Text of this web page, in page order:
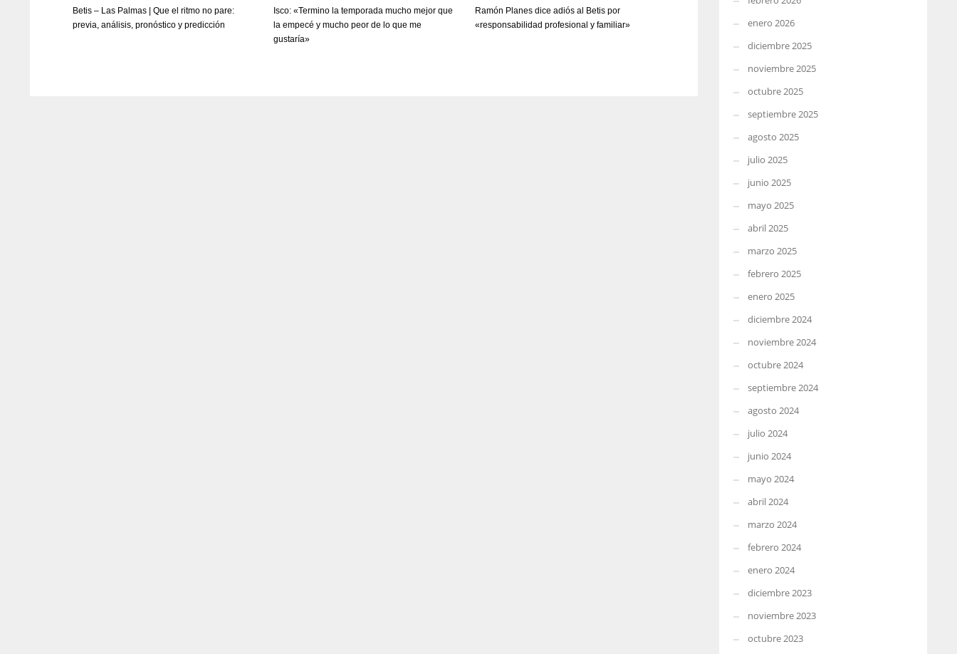
Betis – Las Palmas | Que el ritmo no pare:
previa, análisis, pronóstico y predicción
Isco: «Termino la temporada mucho mejor que
la empecé y mucho peor de lo que me
gustaría»
Ramón Planes dice adiós al Betis por
«responsabilidad profesional y familiar»
enero 2026
diciembre 2025
noviembre 2025
octubre 2025
septiembre 2025
agosto 2025
julio 2025
junio 2025
mayo 2025
abril 2025
marzo 2025
febrero 2025
enero 2025
diciembre 2024
noviembre 2024
octubre 2024
septiembre 2024
agosto 2024
julio 2024
junio 2024
mayo 2024
abril 2024
marzo 2024
febrero 2024
enero 2024
diciembre 2023
noviembre 2023
octubre 2023